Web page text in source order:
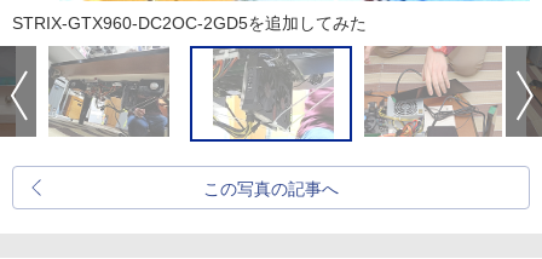
STRIX-GTX960-DC2OC-2GD5を追加してみた
この写真の記事へ